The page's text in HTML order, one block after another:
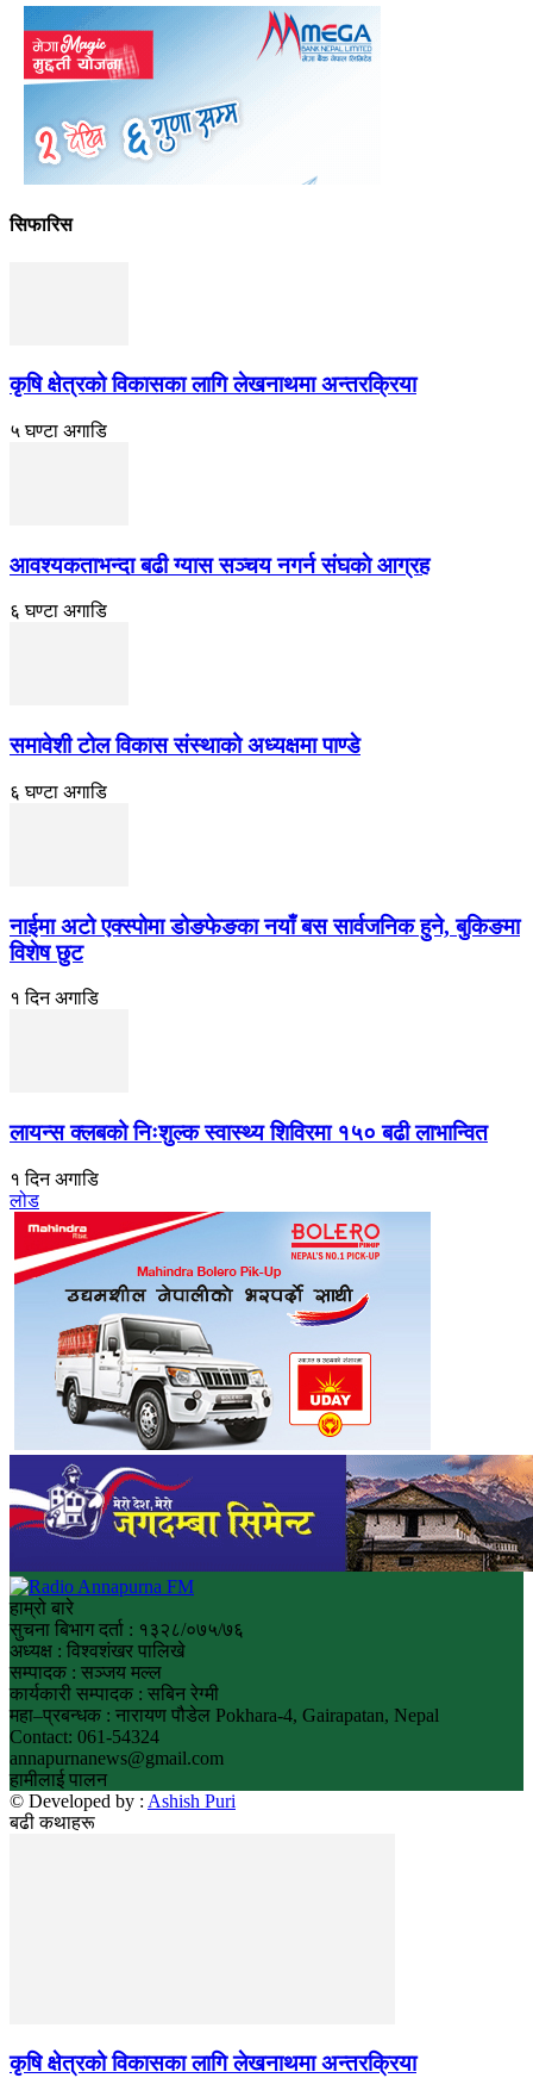
सिफारिस
कृषि क्षेत्रको विकासका लागि लेखनाथमा अन्तरक्रिया
५ घण्टा अगाडि
आवश्यकताभन्दा बढी ग्यास सञ्चय नगर्न संघकाे आग्रह
६ घण्टा अगाडि
समावेशी टोल विकास संस्थाको अध्यक्षमा पाण्डे
६ घण्टा अगाडि
नाईमा अटो एक्स्पोमा डोङफेङका नयाँ बस सार्वजनिक हुने, बुकिङमा
विशेष छुट
१ दिन अगाडि
लायन्स क्लबको निःशुल्क स्वास्थ्य शिविरमा १५० बढी लाभान्वित
१ दिन अगाडि
लोड
हाम्रो बारे
सुचना बिभाग दर्ता : १३२८/०७५/७६
अध्यक्ष : विश्वशंखर पालिखे
सम्पादक : सञ्जय मल्ल
कार्यकारी सम्पादक : सबिन रेग्मी
महा–प्रबन्धक : नारायण पौडेल Pokhara-4, Gairapatan, Nepal
Contact: 061-54324
annapurnanews@gmail.com
हामीलाई पालन
© Developed by : Ashish Puri
बढी कथाहरू
कृषि क्षेत्रको विकासका लागि लेखनाथमा अन्तरक्रिया